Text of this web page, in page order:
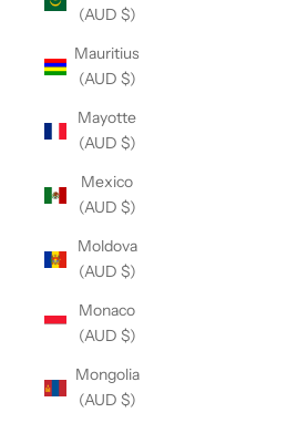
(AUD $)
Mauritius
(AUD $)
Mayotte
(AUD $)
Mexico
(AUD $)
Moldova
(AUD $)
Monaco
(AUD $)
Mongolia
(AUD $)